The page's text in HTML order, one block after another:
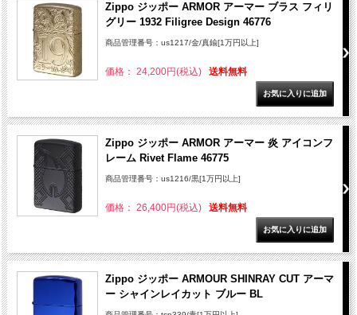
Zippo ジッポー ARMOR アーマー ブラス フィリ
グリー 1932 Filigree Design 46776
商品管理番号：us1217/金/真鍮[1万円以上]
価格： 24,200円(税込) 送料無料
Zippo ジッポー ARMOR アーマー 炎 アイコンフ
レーム Rivet Flame 46775
商品管理番号：us1216/黒[1万円以上]
価格： 26,400円(税込) 送料無料
Zippo ジッポー ARMOUR SHINRAY CUT アーマ
ー シャインレイカット ブルー BL